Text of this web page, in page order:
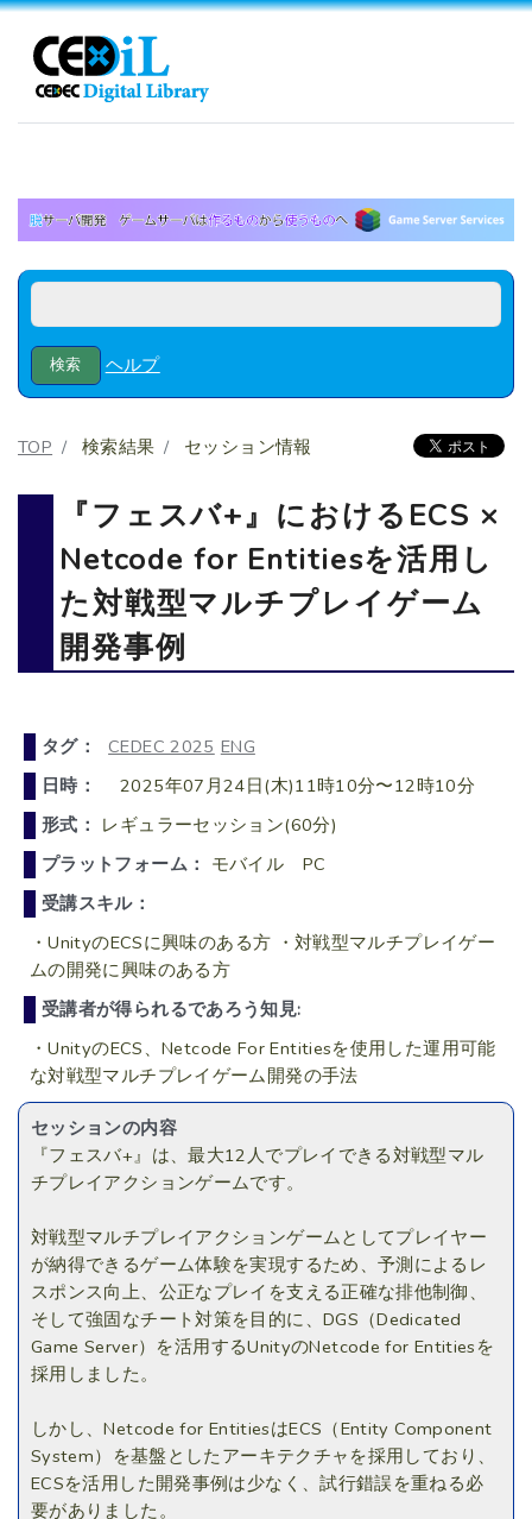
ヘルプ
TOP 検索結果 セッション情報
『フェスバ+』におけるECS ×
Netcode for Entitiesを活用し
た対戦型マルチプレイゲーム
開発事例
タグ： CEDEC 2025 ENG
日時：
2025年07月24日(木)11時10分〜12時10分
形式： レギュラーセッション(60分)
プラットフォーム： モバイル PC
受講スキル：
・UnityのECSに興味のある方 ・対戦型マルチプレイゲー
ムの開発に興味のある方
受講者が得られるであろう知見:
・UnityのECS、Netcode For Entitiesを使用した運用可能
な対戦型マルチプレイゲーム開発の手法
セッションの内容
『フェスバ+』は、最大12人でプレイできる対戦型マル
チプレイアクションゲームです。
対戦型マルチプレイアクションゲームとしてプレイヤー
が納得できるゲーム体験を実現するため、予測によるレ
スポンス向上、公正なプレイを支える正確な排他制御、
そして強固なチート対策を目的に、DGS（Dedicated
Game Server）を活用するUnityのNetcode for Entitiesを
採用しました。
しかし、Netcode for EntitiesはECS（Entity Component
System）を基盤としたアーキテクチャを採用しており、
ECSを活用した開発事例は少なく、試行錯誤を重ねる必
要がありました。